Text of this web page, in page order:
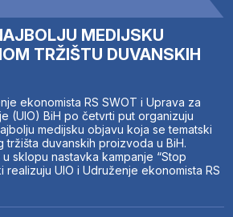
MEDIJSKU
TRŽIŠTU DUVANSKIH
ekonomista RS SWOT i Uprava za
(UIO) BiH po četvrti put organizuju
medijsku objavu koja se tematski
tržišta duvanskih proizvoda u BiH.
sklopu nastavka kampanje “Stop
realizuju UIO i Udruženje ekonomista RS